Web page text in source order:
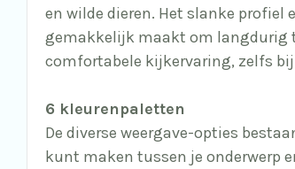
en wilde dieren. Het slanke
gemakkelijk maakt om langdurig
comfortabele kijkervaring, zelfs
6 kleurenpaletten
De diverse weergave-opties
kunt maken tussen je onderwerp